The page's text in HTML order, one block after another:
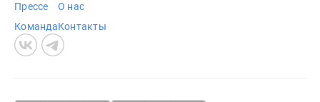
Прессе
Команда
О нас
Контакты